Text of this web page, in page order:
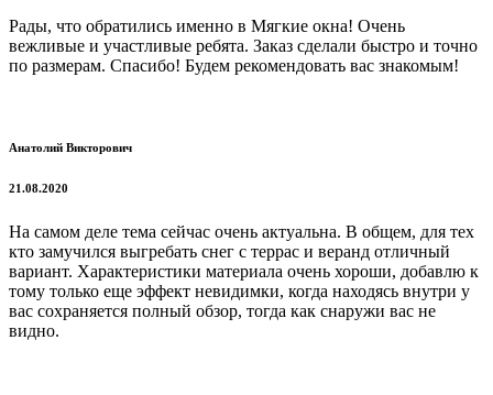
Рады, что обратились именно в Мягкие окна! Очень
вежливые и участливые ребята. Заказ сделали быстро и точно
по размерам. Спасибо! Будем рекомендовать вас знакомым!
Анатолий Викторович
21.08.2020
На самом деле тема сейчас очень актуальна. В общем, для тех
кто замучился выгребать снег с террас и веранд отличный
вариант. Характеристики материала очень хороши, добавлю к
тому только еще эффект невидимки, когда находясь внутри у
вас сохраняется полный обзор, тогда как снаружи вас не
видно.